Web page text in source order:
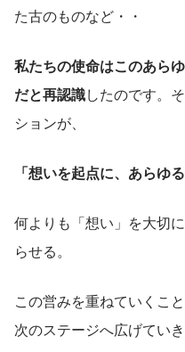
た古のものなど・・
私たちの使命はこのあら
だと再認識したのです。
ションが、
「想いを起点に、あらゆ
何よりも「想い」を大切
らせる。
この営みを重ねていくこ
次のステージへ広げていき